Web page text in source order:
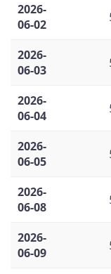
2026-
06-02
2026-
06-03
2026-
06-04
2026-
06-05
2026-
06-08
2026-
06-09